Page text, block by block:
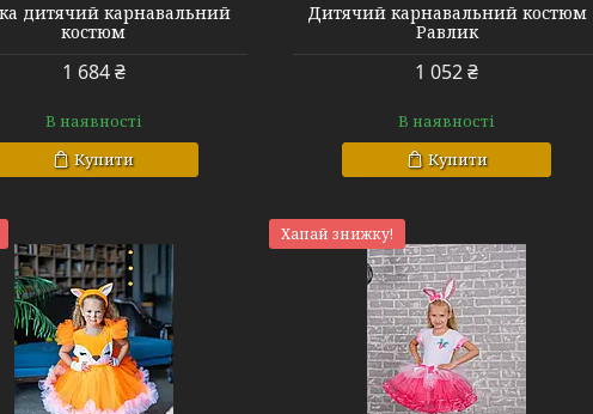
дитячий карнавальний
костюм
1 684 ₴
В наявності
Купити
Дитячий карнавальний костюм
Равлик
1 052 ₴
В наявності
Купити
Хапай знижку!